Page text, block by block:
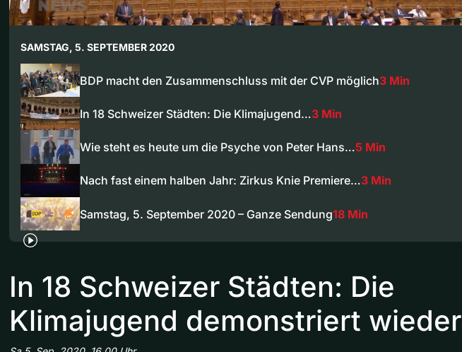
SAMSTAG, 5. SEPTEMBER 2020
BDP macht den Zusammenschluss mit der CVP möglich3 Min
In 18 Schweizer Städten: Die Klimajugend…3 Min
Wie steht es heute um die Psyche von Peter Hans…5 Min
Nach fast einem halben Jahr: Zirkus Knie Premiere…3 Min
Samstag, 5. September 2020 – Ganze Sendung18 Min
In 18 Schweizer Städten: Die
Klimajugend demonstriert wieder